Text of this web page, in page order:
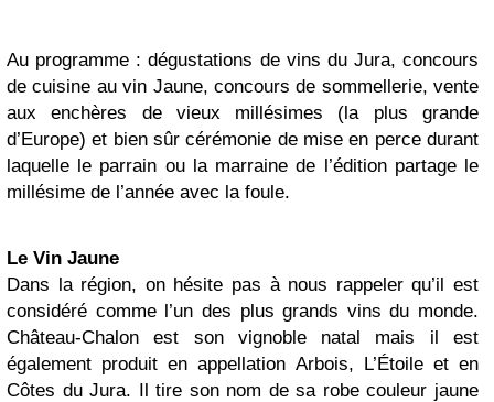
Au programme : dégustations de vins du Jura, concours
de cuisine au vin Jaune, concours de sommellerie, vente
aux enchères de vieux millésimes (la plus grande
d’Europe) et bien sûr cérémonie de mise en perce durant
laquelle le parrain ou la marraine de l’édition partage le
millésime de l’année avec la foule.
Le Vin Jaune
Dans la région, on hésite pas à nous rappeler qu’il est
considéré comme l’un des plus grands vins du monde.
Château-Chalon est son vignoble natal mais il est
également produit en appellation Arbois, L’Étoile et en
Côtes du Jura. Il tire son nom de sa robe couleur jaune